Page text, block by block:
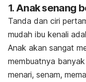
1. Anak senang
Tanda dan ciri
mudah ibu kenali
Anak akan sangat
membuatnya
menari, senam,